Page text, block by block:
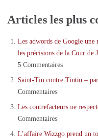
Articles les plus
Les adwords de Google
les précisions de la Cour de
5 Commentaires
Saint-Tin contre Tintin –
Commentaires
Les contrefacteurs ne
Commentaires
L’affaire Wizzgo prend un